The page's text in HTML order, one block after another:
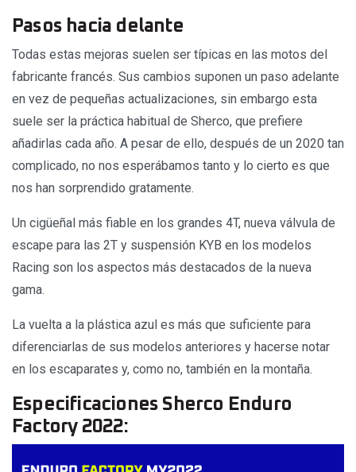
Pasos hacia delante
Todas estas mejoras suelen ser típicas en las motos del
fabricante francés. Sus cambios suponen un paso adelante
en vez de pequeñas actualizaciones, sin embargo esta
suele ser la práctica habitual de Sherco, que prefiere
añadirlas cada año. A pesar de ello, después de un 2020 tan
complicado, no nos esperábamos tanto y lo cierto es que
nos han sorprendido gratamente.
Un cigüeñal más fiable en los grandes 4T, nueva válvula de
escape para las 2T y suspensión KYB en los modelos
Racing son los aspectos más destacados de la nueva
gama.
La vuelta a la plástica azul es más que suficiente para
diferenciarlas de sus modelos anteriores y hacerse notar
en los escaparates y, como no, también en la montaña.
Especificaciones Sherco Enduro
Factory 2022: